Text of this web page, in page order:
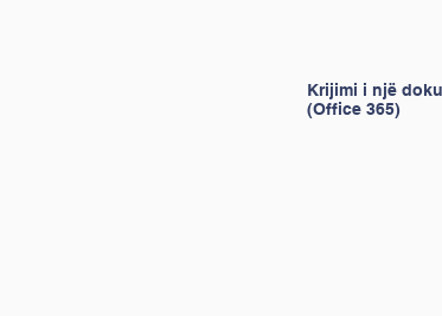
Krijimi i një
(Office 365)